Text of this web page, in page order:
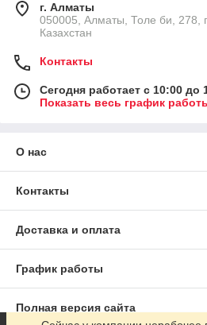
г. Алматы
050005, Алматы, Толе би,
Казахстан
Контакты
Сегодня работает с 10:00 до
Показать весь график
О нас
Контакты
Доставка и оплата
График работы
Полная версия сайта